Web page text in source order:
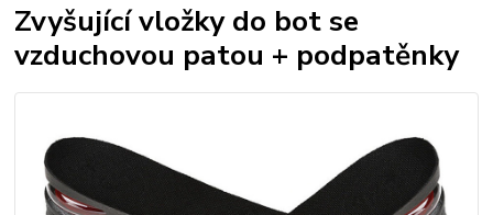
Zvyšující vložky do bot se
vzduchovou patou + podpatěnky